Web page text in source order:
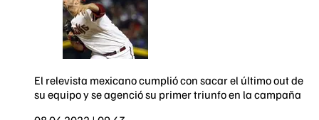
El relevista mexicano cumplió con sacar el último out de
su equipo y se agenció su primer triunfo en la campaña